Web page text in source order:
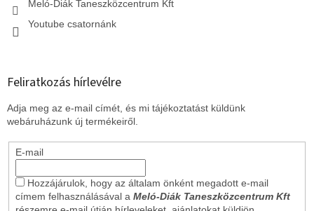
Meló-Diák Taneszközcentrum Kft
Youtube csatornánk
Feliratkozás hírlevélre
Adja meg az e-mail címét, és mi tájékoztatást küldünk
webáruházunk új termékeiről.
E-mail
Hozzájárulok, hogy az általam önként megadott e-mail
címem felhasználásával a Meló-Diák Taneszközcentrum Kft